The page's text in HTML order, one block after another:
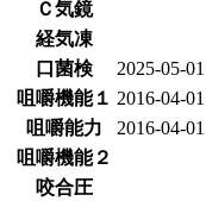
Ｃ気鏡
経気凍
口菌検
2025-05-01
咀嚼機能１ 2016-04-01
咀嚼能力
2016-04-01
咀嚼機能２
咬合圧